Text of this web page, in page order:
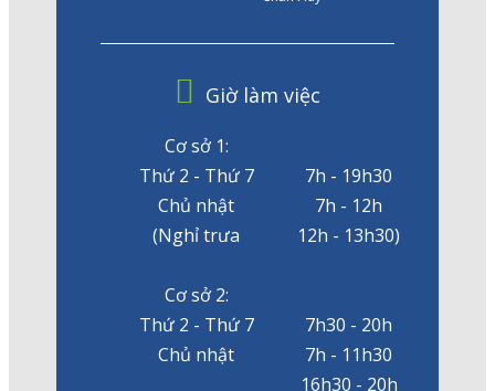
Giờ làm việc
Cơ sở 1:
Thứ 2 - Thứ 7
7h - 19h30
Chủ nhật
7h - 12h
(Nghỉ trưa
12h - 13h30)
Cơ sở 2:
Thứ 2 - Thứ 7
7h30 - 20h
Chủ nhật
7h - 11h30
16h30 - 20h